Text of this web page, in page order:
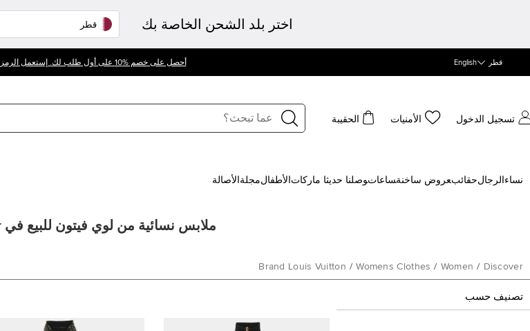
اختر بلد الشحن الخاصة بك
قطر English أحصل على خصم %10 على أول طلب لك. إستعمل الرمز - WELCOME10
تسجيل الدخول الأمنيات الحقيبة
نساء الرجالحقائب‍عروض ساخنة‍ساعات‍وصلنا حديثا ‍ ماركات الأطفالمجلة الأصالة
ملابس نسائية من لوي فيتون للبيع في Qatar
Discover
/
Women
/
Womens Clothes
/
Brand Louis Vuitton
تصنيف حسب